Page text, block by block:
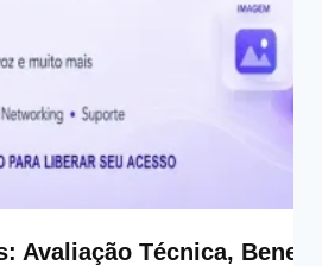
Avaliação Técnica,